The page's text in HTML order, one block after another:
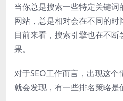
当你总是搜索一些特定关键
网站，总是相对会在不同的
目前来看，搜索引擎也在不
果。
对于SEO工作而言，出现这
就会发现，有一些排名策略是